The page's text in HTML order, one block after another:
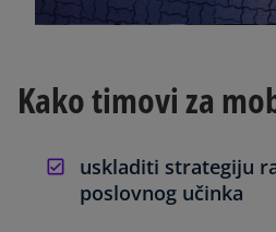
a
Kako timovi za
uskladiti strategiju
poslovnog učinka